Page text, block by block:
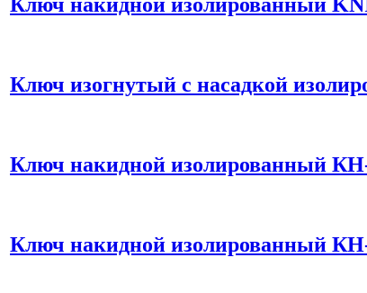
Ключ накидной изолированный
Ключ изогнутый с насадкой
Ключ накидной изолированный
Ключ накидной изолированный